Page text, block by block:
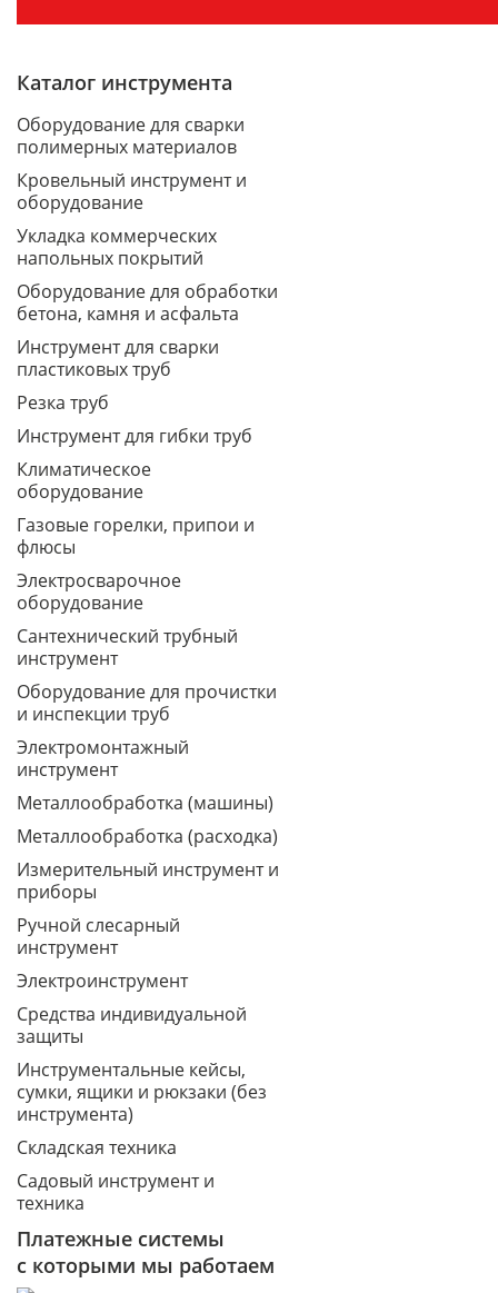
Каталог инструмента
Оборудование для сварки
полимерных материалов
Кровельный инструмент и
оборудование
Укладка коммерческих
напольных покрытий
Оборудование для обработки
бетона, камня и асфальта
Инструмент для сварки
пластиковых труб
Резка труб
Инструмент для гибки труб
Климатическое
оборудование
Газовые горелки, припои и
флюсы
Электросварочное
оборудование
Сантехнический трубный
инструмент
Оборудование для прочистки
и инспекции труб
Электромонтажный
инструмент
Металлообработка (машины)
Металлообработка (расходка)
Измерительный инструмент и
приборы
Ручной слесарный
инструмент
Электроинструмент
Средства индивидуальной
защиты
Инструментальные кейсы,
сумки, ящики и рюкзаки (без
инструмента)
Складская техника
Садовый инструмент и
техника
Платежные системы
с которыми мы работаем